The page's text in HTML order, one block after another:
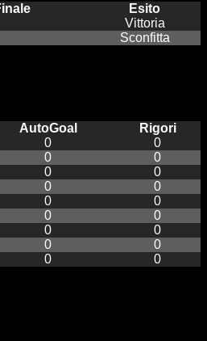
Esito
Vittoria
Sconfitta
AutoGoal
Rigori
0
0
0
0
0
0
0
0
0
0
0
0
0
0
0
0
0 0